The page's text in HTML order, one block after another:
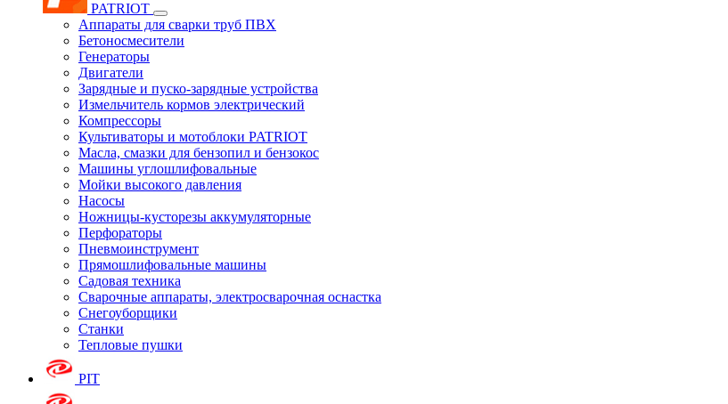
PATRIOT
Аппараты для сварки труб ПВХ
Бетоносмесители
Генераторы
Двигатели
Зарядные и пуско-зарядные устройства
Измельчитель кормов электрический
Компрессоры
Культиваторы и мотоблоки PATRIOT
Масла, смазки для бензопил и бензокос
Машины углошлифовальные
Мойки высокого давления
Насосы
Ножницы-кусторезы аккумуляторные
Перфораторы
Пневмоинструмент
Прямошлифовальные машины
Садовая техника
Сварочные аппараты, электросварочная оснастка
Снегоуборщики
Станки
Тепловые пушки
PIT